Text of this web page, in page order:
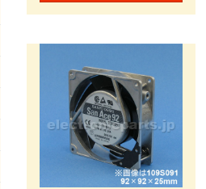
オプション
VCT